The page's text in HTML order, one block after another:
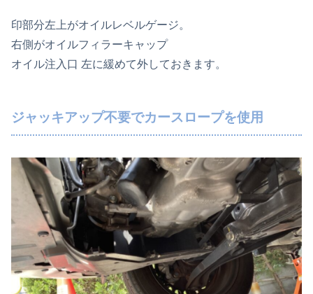
印部分左上がオイルレベルゲージ。
右側がオイルフィラーキャップ
オイル注入口 左に緩めて外しておきます。
ジャッキアップ不要でカースロープを使用